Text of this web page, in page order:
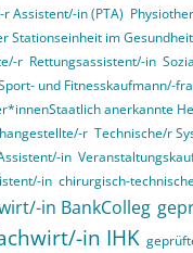
Assistent/-in (PTA)
Stationseinheit im
r Rettungsassistent/-in
und Fitnesskaufmann/-
anerkannte
r Technische/r
in
in chirurgisch-
in BankColleg
in IHK